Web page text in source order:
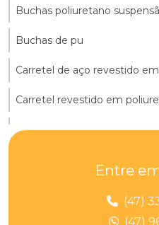
Buchas poliuretano
Buchas de pu
Carretel de aço revestido
Carretel revestido em
Chapa de poliuretano 10mm
Chapas de poliuretano
Entre
(47)
(47)